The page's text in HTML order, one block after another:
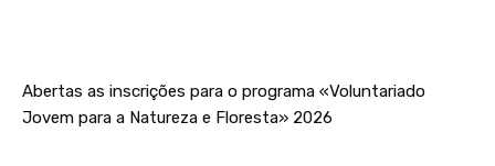
Abertas as inscrições para o programa «Voluntariado
Jovem para a Natureza e Floresta» 2026